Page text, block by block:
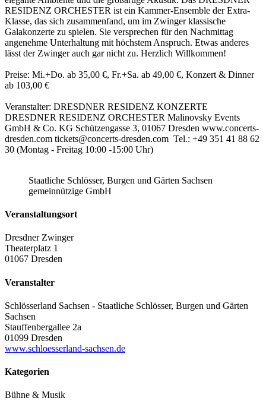
RESIDENZ ORCHESTER ist ein Kammer-Ensemble der Extra-
Klasse, das sich zusammenfand, um im Zwinger klassische
Galakonzerte zu spielen. Sie versprechen für den Nachmittag
angenehme Unterhaltung mit höchstem Anspruch. Etwas anderes
lässt der Zwinger auch gar nicht zu. Herzlich Willkommen!
Preise: Mi.+Do. ab 35,00 €, Fr.+Sa. ab 49,00 €, Konzert & Dinner
ab 103,00 €
Veranstalter: DRESDNER RESIDENZ KONZERTE
DRESDNER RESIDENZ ORCHESTER Malinovsky Events
GmbH & Co. KG Schützengasse 3, 01067 Dresden www.concerts-
dresden.com tickets@concerts-dresden.com Tel.: +49 351 41 88 62
30 (Montag - Freitag 10:00 -15:00 Uhr)
Staatliche Schlösser, Burgen und Gärten Sachsen
gemeinnützige GmbH
Veranstaltungsort
Dresdner Zwinger
Theaterplatz 1
01067 Dresden
Veranstalter
Schlösserland Sachsen - Staatliche Schlösser, Burgen und Gärten
Sachsen
Stauffenbergallee 2a
01099 Dresden
www.schloesserland-sachsen.de
Kategorien
Bühne & Musik